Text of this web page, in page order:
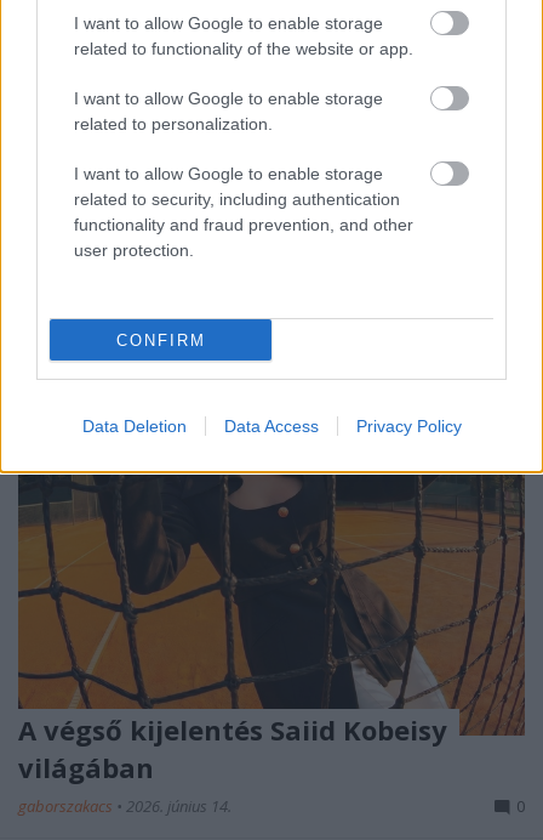
I want to allow Google to enable storage
related to functionality of the website or app.
I want to allow Google to enable storage
related to personalization.
I want to allow Google to enable storage
related to security, including authentication
functionality and fraud prevention, and other
user protection.
CONFIRM
Data Deletion Data Access Privacy Policy
Oscar de la Rentánál
A tavasz érkezése mindig magában hordozza az
újrakezdés ígéretét, a természet ébredésének
szépségét és a színek felszabadító erejét. Az Oscar
de la Renta Pre-Spring 2027 kollekciója ezt az
optimista életérzést önti formába: virágokkal,
A végső kijelentés Saiid Kobeisy
világában
gaborszakacs • 2026. június 14. 0